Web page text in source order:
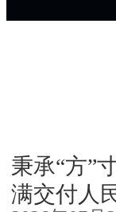
秉承“方”
满交付人